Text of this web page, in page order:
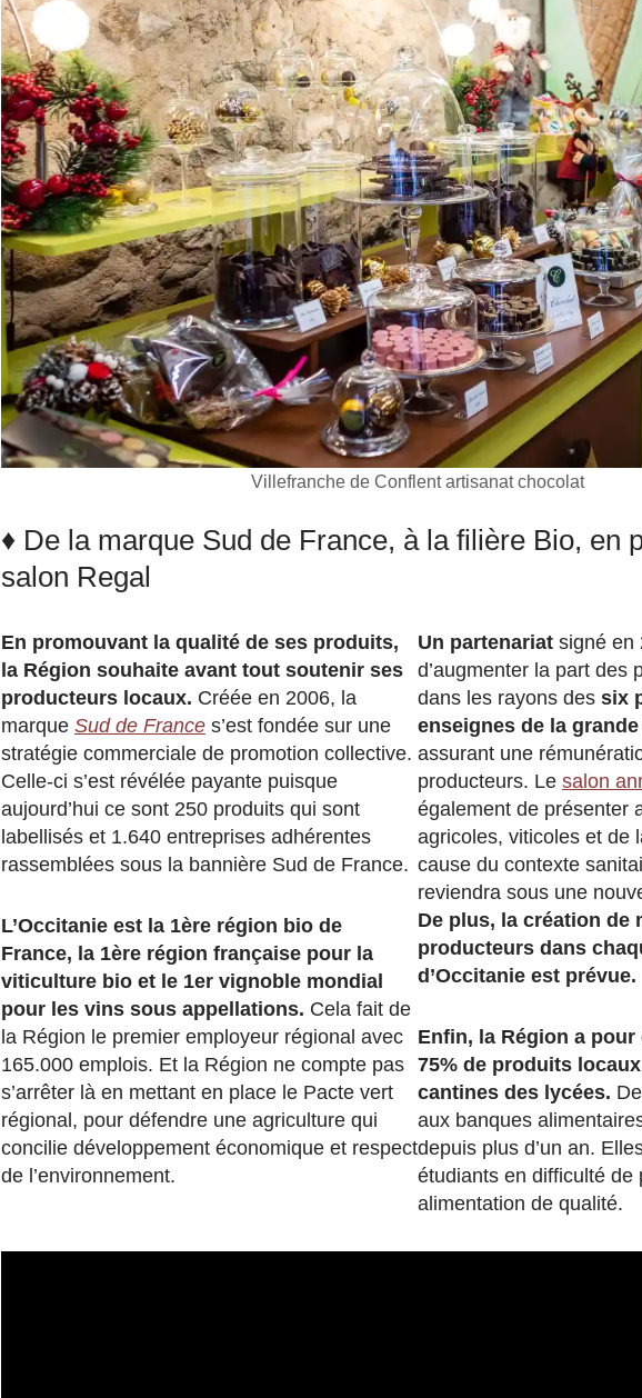
Villefranche de Conflent artisanat chocolat
♦ De la marque Sud de France, à la filière Bio, en
salon Regal
En promouvant la qualité de ses produits,
la Région souhaite avant tout soutenir ses
producteurs locaux. Créée en 2006, la
marque Sud de France s’est fondée sur une
stratégie commerciale de promotion collective.
Celle-ci s’est révélée payante puisque
aujourd’hui ce sont 250 produits qui sont
labellisés et 1.640 entreprises adhérentes
rassemblées sous la bannière Sud de France.
L’Occitanie est la 1ère région bio de
France, la 1ère région française pour la
viticulture bio et le 1er vignoble mondial
pour les vins sous appellations. Cela fait de
la Région le premier employeur régional avec
165.000 emplois. Et la Région ne compte pas
s’arrêter là en mettant en place le Pacte vert
régional, pour défendre une agriculture qui
concilie développement économique et respect
de l’environnement.
Un partenariat signé en
d’augmenter la part des
dans les rayons des six
enseignes de la
assurant une
producteurs. Le salon
également de présenter
agricoles, viticoles et de
cause du contexte
reviendra sous une
De plus, la création de
producteurs dans
d’Occitanie est prévue.
Enfin, la Région a
75% de produits
cantines des lycées.
aux banques
depuis plus d’un an.
étudiants en difficulté de
alimentation de qualité.